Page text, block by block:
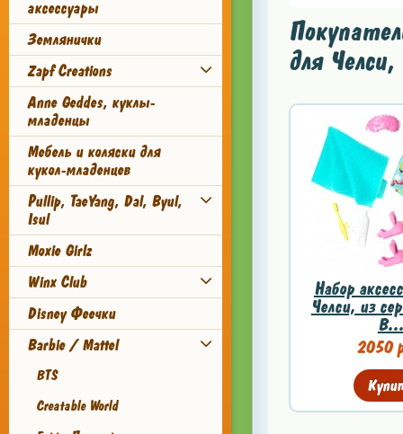
аксессуары
Землянички
Zapf Creations
Anne Geddes, куклы-
младенцы
Мебель и коляски для
кукол-младенцев
Pullip, TaeYang, Dal, Byul,
Isul
Moxie Girlz
Winx Club
Disney Феечки
Barbie / Mattel
BTS
Creatable World
для
Набор
Челси, из
B...
2050